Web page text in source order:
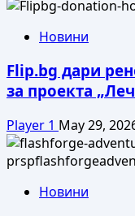
Новини
Flip.bg дари
за проекта
Player 1 May 29,
Новини